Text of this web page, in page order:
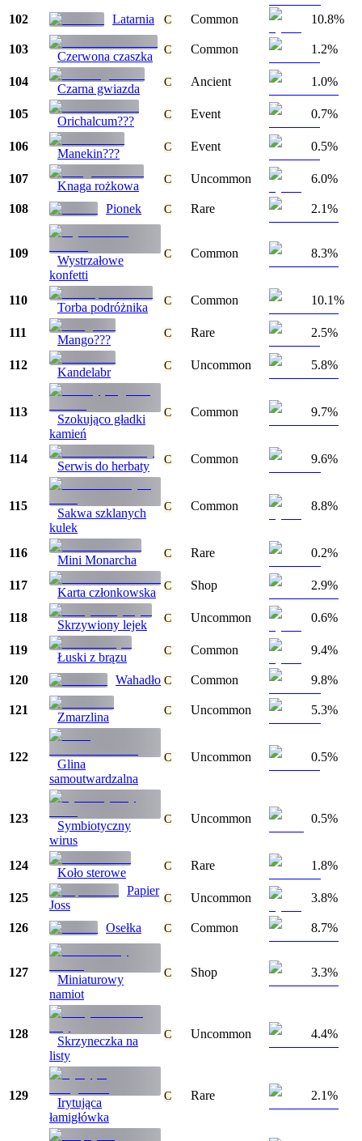
102 Latarnia C Common 10.8%
103
Czerwona czaszka C Common 1.2%
104
Czarna gwiazda C Ancient 1.0%
105
Orichalcum??? C Event 0.7%
106
Manekin??? C Event 0.5%
107
Knaga rożkowa C Uncommon 6.0%
108 Pionek C Rare 2.1%
109
Wystrzałowe
konfetti
C Common 8.3%
110
Torba podróżnika C Common 10.1%
111
Mango??? C Rare 2.5%
112
Kandelabr C Uncommon 5.8%
113
Szokująco gładki
kamień
C Common 9.7%
114
Serwis do herbaty C Common 9.6%
115
Sakwa szklanych
kulek
C Common 8.8%
116
Mini Monarcha C Rare 0.2%
117
Karta członkowska C Shop 2.9%
118
Skrzywiony lejek C Uncommon 0.6%
119
Łuski z brązu C Common 9.4%
120 Wahadło C Common 9.8%
121
Zmarzlina C Uncommon 5.3%
122
Glina
samoutwardzalna
C Uncommon 0.5%
123
Symbiotyczny
wirus
C Uncommon 0.5%
124
Koło sterowe C Rare 1.8%
125
Papier
Joss
C Uncommon 3.8%
126 Osełka C Common 8.7%
127
Miniaturowy
namiot
C Shop 3.3%
128
Skrzyneczka na
listy
C Uncommon 4.4%
129
Irytująca
łamigłówka
C Rare 2.1%